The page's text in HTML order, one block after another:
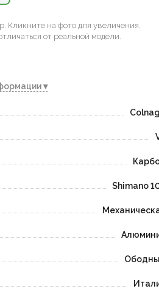
Кликните на фото для увеличения.
от реальной модели.
▾
Shimano